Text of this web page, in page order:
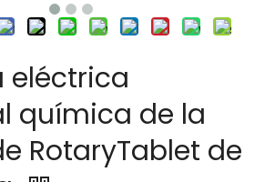
eléctrica
química de la
RotaryTablet de